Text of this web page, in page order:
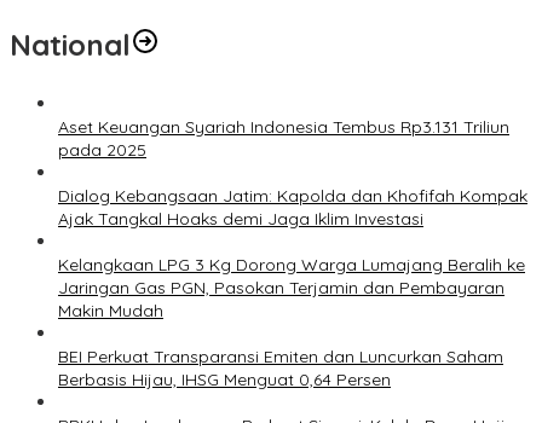
National
Aset Keuangan Syariah Indonesia Tembus Rp3.131 Triliun
pada 2025
Dialog Kebangsaan Jatim: Kapolda dan Khofifah Kompak
Ajak Tangkal Hoaks demi Jaga Iklim Investasi
Kelangkaan LPG 3 Kg Dorong Warga Lumajang Beralih ke
Jaringan Gas PGN, Pasokan Terjamin dan Pembayaran
Makin Mudah
BEI Perkuat Transparansi Emiten dan Luncurkan Saham
Berbasis Hijau, IHSG Menguat 0,64 Persen